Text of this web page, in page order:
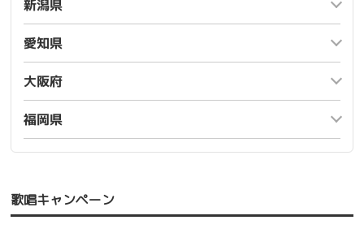
新潟県
愛知県
大阪府
福岡県
歌唱キャンペーン